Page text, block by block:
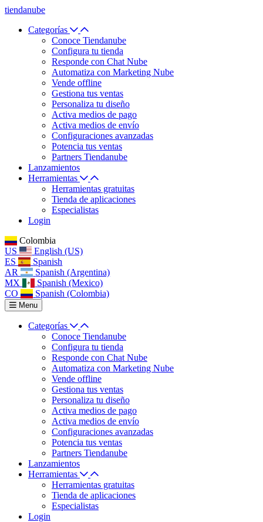
tiendanube
Categorías
Conoce Tiendanube
Configura tu tienda
Responde con Chat Nube
Automatiza con Marketing Nube
Vende offline
Gestiona tus ventas
Personaliza tu diseño
Activa medios de pago
Activa medios de envío
Configuraciones avanzadas
Potencia tus ventas
Partners Tiendanube
Lanzamientos
Herramientas
Herramientas gratuitas
Tienda de aplicaciones
Especialistas
Login
Colombia
US
English (US)
ES
Spanish
AR
Spanish (Argentina)
MX
Spanish (Mexico)
CO
Spanish (Colombia)
Menu
Categorías
Conoce Tiendanube
Configura tu tienda
Responde con Chat Nube
Automatiza con Marketing Nube
Vende offline
Gestiona tus ventas
Personaliza tu diseño
Activa medios de pago
Activa medios de envío
Configuraciones avanzadas
Potencia tus ventas
Partners Tiendanube
Lanzamientos
Herramientas
Herramientas gratuitas
Tienda de aplicaciones
Especialistas
Login